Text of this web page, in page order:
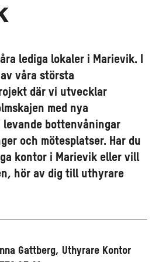
lediga lokaler i Marievik. I
våra största
där vi utvecklar
med nya
bottenvåningar
och mötesplatser. Har du
kontor i Marievik eller vill
hör av dig till uthyrare
Gattberg, Uthyrare Kontor